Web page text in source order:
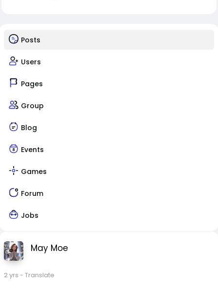
Posts
Users
Pages
Group
Blog
Events
Games
Forum
Jobs
May Moe
2 yrs - Translate